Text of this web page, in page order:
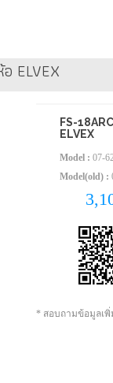
ELVEX
FS-
ELVEX
Model : 07-
Model(old) :
* สอบถามข้อมูลเ